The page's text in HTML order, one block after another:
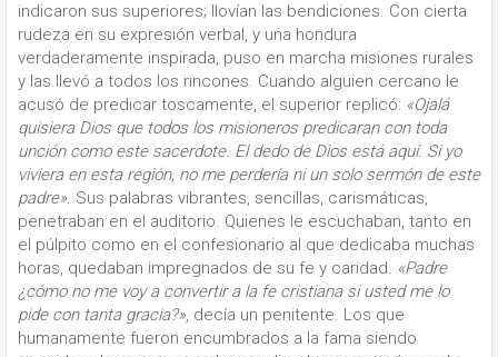
indicaron sus superiores; llovían las bendiciones. Con cierta
rudeza en su expresión verbal, y una hondura
verdaderamente inspirada, puso en marcha misiones rurales
y las llevó a todos los rincones. Cuando alguien cercano le
acusó de predicar toscamente, el superior replicó: «Ojalá
quisiera Dios que todos los misioneros predicaran con toda
unción como este sacerdote. El dedo de Dios está aquí. Si yo
viviera en esta región, no me perdería ni un solo sermón de este
padre». Sus palabras vibrantes, sencillas, carismáticas,
penetraban en el auditorio. Quienes le escuchaban, tanto en
el púlpito como en el confesionario al que dedicaba muchas
horas, quedaban impregnados de su fe y caridad. «Padre
¿cómo no me voy a convertir a la fe cristiana si usted me lo
pide con tanta gracia?», decía un penitente. Los que
humanamente fueron encumbrados a la fama siendo